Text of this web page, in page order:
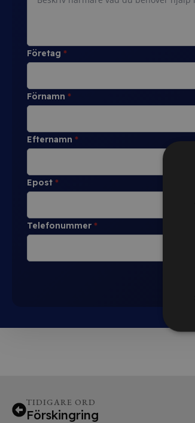
Företag *
Förnamn *
Efternamn *
Epost *
Telefonummer *
TIDIGARE ORD
Förskingring